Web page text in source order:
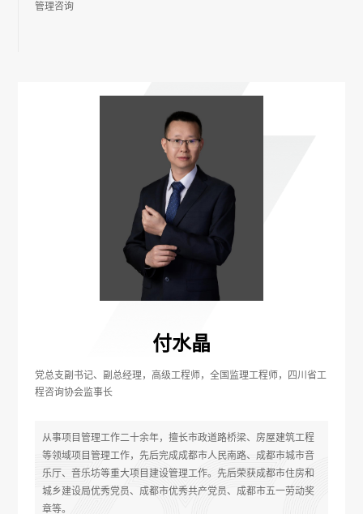
管理咨询
付水晶
党总支副书记、副总经理，高级工程师，全国监理工程师，四川省工
程咨询协会监事长
从事项目管理工作二十余年，擅长市政道路桥梁、房屋建筑工程
等领域项目管理工作，先后完成成都市人民南路、成都市城市音
乐厅、音乐坊等重大项目建设管理工作。先后荣获成都市住房和
城乡建设局优秀党员、成都市优秀共产党员、成都市五一劳动奖
章等。